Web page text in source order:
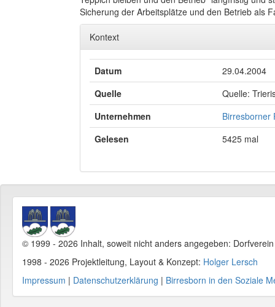
Sicherung der Arbeitsplätze und den Betrieb als
Kontext
Datum
29.04.2004
Quelle
Quelle:
Unternehmen
Birresborner
Gelesen
5425 mal
© 1999 - 2026 Inhalt, soweit nicht anders angegeben:
1998 - 2026 Projektleitung, Layout & Konzept: Holger Lersch
Impressum | Datenschutzerklärung | Birresborn in den Soziale